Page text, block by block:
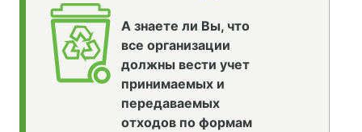
А знаете ли Вы, что
все организации
должны вести учет
принимаемых и
передаваемых
отходов по формам